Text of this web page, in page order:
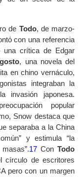
de Todo, de marzo-
con una referencia
una crítica de Edgar
, una novela del
en chino vernáculo,
integraban la
invasión japonesa.
popular
Snow destaca que
separaba a la China
y estimula “la
17ConTodo
círculo de escritores
pero con un margen